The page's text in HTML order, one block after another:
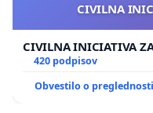
CIVILNA
CIVILNA INICIATIVA
420 podpisov
Obvestilo o preglednosti